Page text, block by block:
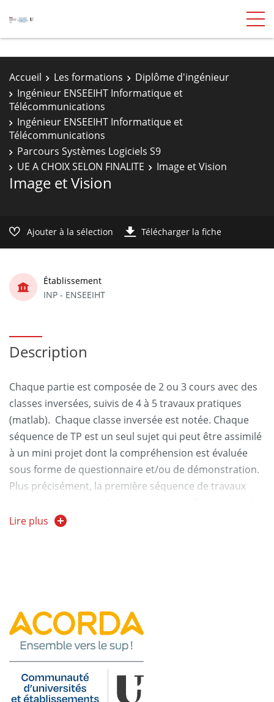
Accueil Les formations
Diplôme d'ingénieur
Ingénieur ENSEEIHT Informatique et
Télécommunications
Ingénieur ENSEEIHT Informatique et
Télécommunications
Parcours Systèmes Logiciels S9
UE A CHOIX SELON FINALITE
Image et Vision
Image et Vision
Ajouter à la sélection Télécharger la fiche
Établissement
INP - ENSEEIHT
Description
Chaque partie est composée de 2 ou 3 cours avec des
classes inversées, suivis de 4 à 5 travaux pratiques
(matlab). Chaque classe inversée est notée. Chaque
séquence de TP est un seul sujet qui peut être assimilé
à un mini projet dont la compréhension est évaluée
sous forme de questionnaire et/ou de démonstration.
Plus précisément, la première séquence de travaux
de segmentation basée super pixels et la seconde
Lire plus